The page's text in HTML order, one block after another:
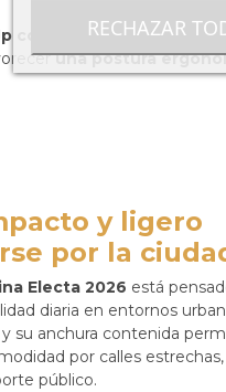
con ventilación
una postura
y ligero
por la
Electa 2026 está
diaria en entornos
su anchura contenida
por calles estrechas,
público.
RECHAZAR